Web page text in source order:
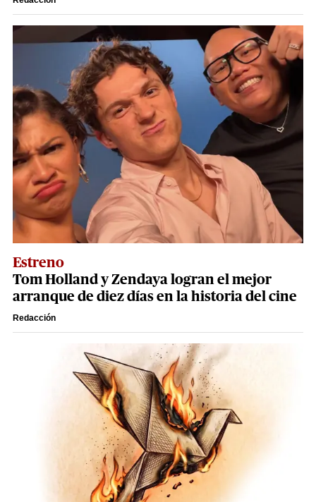
Estreno
Tom Holland y Zendaya logran el mejor
arranque de diez días en la historia del cine
Redacción